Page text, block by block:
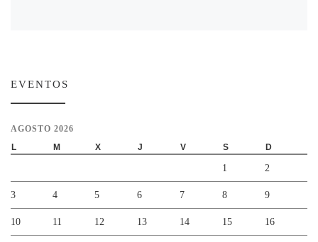
EVENTOS
AGOSTO 2026
L
M X J V S D
1 2
3 4 5 6 7 8 9
10 11 12 13 14 15 16